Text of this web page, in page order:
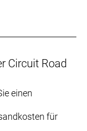
separat
Tritt bei letzten
der
Circuit Road
einen
für